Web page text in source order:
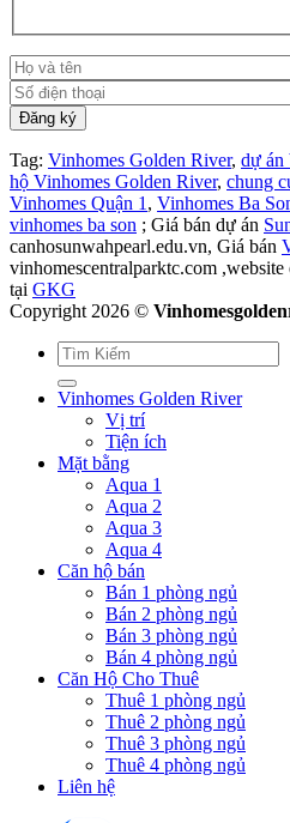
Tag: Vinhomes Golden River, dự án
hộ Vinhomes Golden River, chung
Vinhomes Quận 1 , Vinhomes Ba
vinhomes ba son ; Giá bán dự án
canhosunwahpearl.edu.vn, Giá bán
vinhomescentralparktc.com
tại GKG
Copyright 2026 ©
Vinhomes Golden River
Vị trí
Tiện ích
Mặt bằng
Aqua 1
Aqua 2
Aqua 3
Aqua 4
Căn hộ bán
Bán 1 phòng ngủ
Bán 2 phòng ngủ
Bán 3 phòng ngủ
Bán 4 phòng ngủ
Căn Hộ Cho Thuê
Thuê 1 phòng ngủ
Thuê 2 phòng ngủ
Thuê 3 phòng ngủ
Thuê 4 phòng ngủ
Liên hệ